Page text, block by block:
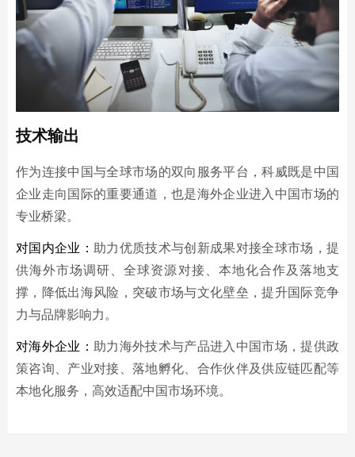
技术输出
作为连接中国与全球市场的双向服务平台，科威既是中国
企业走向国际的重要通道，也是海外企业进入中国市场的
专业桥梁。
对国内企业： 助力优质技术与创新成果对接全球市场，提
供海外市场调研、全球资源对接、本地化合作及落地支
撑， 降低出海风险，突破市场与文化壁垒，提升国际竞争
力与品牌影响力。
对海外企业： 助力海外技术与产品进入中国市场，提供政
策咨询、产业对接、落地孵化、 合作伙伴及供应链匹配等
本地化服务， 高效适配中国市场环境。